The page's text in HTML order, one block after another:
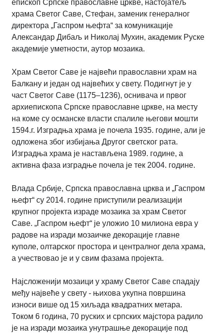
епископ Српске православне цркве, настојатељ
храма Светог Саве, Стефан, заменик генералног
директора „Гаспром њефта“ за комуникације
Александар Дибаљ и Николај Мухин, академик Руске
академије уметности, аутор мозаика.
Храм Светог Саве је највећи православни храм на
Балкану и један од највећих у свету. Подигнут је у
част Светог Саве (1175–1236), оснивача и првог
архиепископа Српске православне цркве, на месту
на коме су османске власти спалиле његови мошти
1594.г. Изградња храма је почела 1935. године, али је
одложена због избијања Другог светског рата.
Изградња храма је настављена 1989. године, а
активна фаза изградње почела је тек 2004. године.
Влада Србије, Српска православна црква и „Гаспром
њефт“ су 2014. године приступили реализацији
крупног пројекта израде мозаика за храм Светог
Саве. „Гаспром њефт“ је уложио 10 милиона евра у
радове на изради мозаичке декорације главне
куполе, олтарског простора и централног дела храма,
а учествовао је и у свим фазама пројекта.
Најсложенији мозаици у храму Светог Саве спадају
међу највеће у свету - њихова укупна површина
износи више од 15 хиљада квадратних метара.
Током 6 година, 70 руских и српских мајстора радило
је на изради мозаика унутрашње декорације под